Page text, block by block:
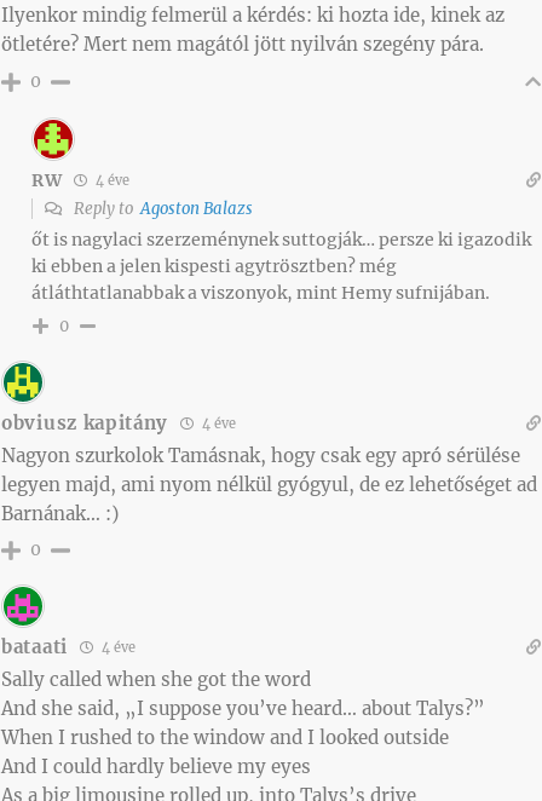
Ilyenkor mindig felmerül a kérdés: ki hozta ide, kinek az
ötletére? Mert nem magától jött nyilván szegény pára.
0
RW 4 éve
Reply toAgoston Balazs
őt is nagylaci szerzeménynek suttogják… persze ki igazodik
ki ebben a jelen kispesti agytrösztben? még
átláthtatlanabbak a viszonyok, mint Hemy sufnijában.
0
obviusz kapitány 4 éve
Nagyon szurkolok Tamásnak, hogy csak egy apró sérülése
legyen majd, ami nyom nélkül gyógyul, de ez lehetőséget ad
Barnának… :)
0
bataati 4 éve
Sally called when she got the word
And she said, „I suppose you’ve heard… about Talys?”
When I rushed to the window and I looked outside
And I could hardly believe my eyes
As a big limousine rolled up, into Talys’s drive